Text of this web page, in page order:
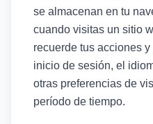
se almacenan en tu
cuando visitas un sitio
recuerde tus acciones
inicio de sesión, el
otras preferencias de
período de tiempo.